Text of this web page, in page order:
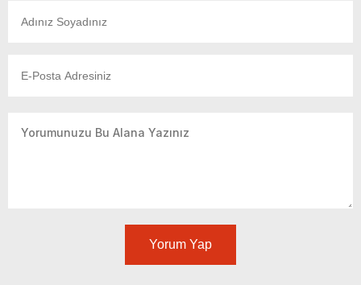
Yorum Yap